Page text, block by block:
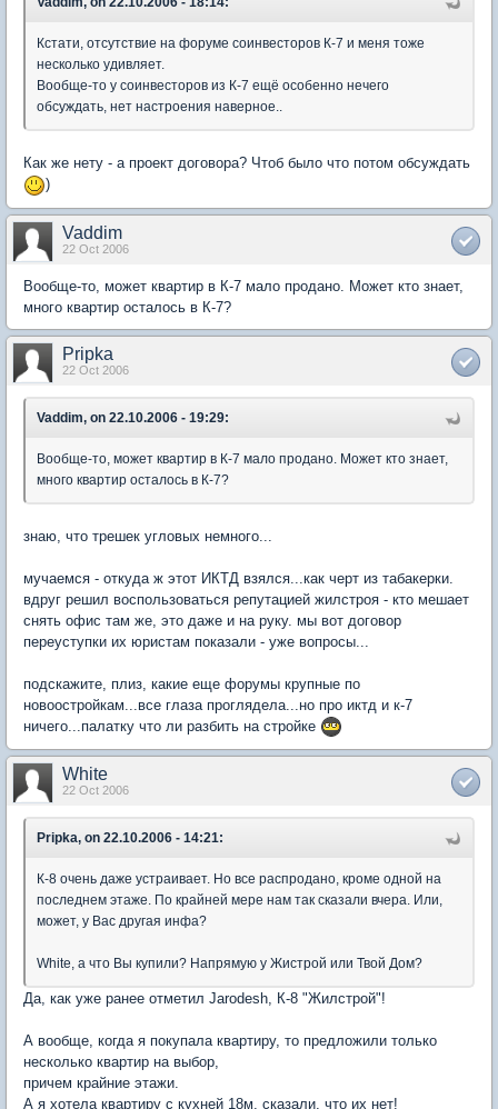
Кстати, отсутствие на форуме соинвесторов К-7 и меня тоже
несколько удивляет.
Вообще-то у соинвесторов из К-7 ещё особенно нечего
обсуждать, нет настроения наверное..
Как же нету - а проект договора? Чтоб было что потом обсуждать
)
Vaddim
22 Oct 2006
Вообще-то, может квартир в К-7 мало продано. Может кто знает,
много квартир осталось в К-7?
Pripka
22 Oct 2006
Vaddim, on 22.10.2006 - 19:29:
Вообще-то, может квартир в К-7 мало продано. Может кто знает,
много квартир осталось в К-7?
знаю, что трешек угловых немного...
мучаемся - откуда ж этот ИКТД взялся...как черт из табакерки.
вдруг решил воспользоваться репутацией жилстроя - кто мешает
снять офис там же, это даже и на руку. мы вот договор
переуступки их юристам показали - уже вопросы...
подскажите, плиз, какие еще форумы крупные по
новоостройкам...все глаза проглядела...но про иктд и к-7
ничего...палатку что ли разбить на стройке
White
22 Oct 2006
Pripka, on 22.10.2006 - 14:21:
К-8 очень даже устраивает. Но все распродано, кроме одной на
последнем этаже. По крайней мере нам так сказали вчера. Или,
может, у Вас другая инфа?
White, а что Вы купили? Напрямую у Жистрой или Твой Дом?
Да, как уже ранее отметил Jarodesh, К-8 "Жилстрой"!
А вообще, когда я покупала квартиру, то предложили только
несколько квартир на выбор,
причем крайние этажи.
А я хотела квартиру с кухней 18м, сказали, что их нет!